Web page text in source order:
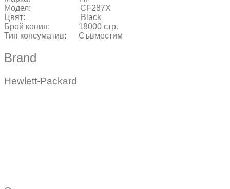
Модел: CF287X
Цвят: Black
Брой копия: 18000 стр.
Тип консуматив: Съвместим
Brand
Hewlett-Packard